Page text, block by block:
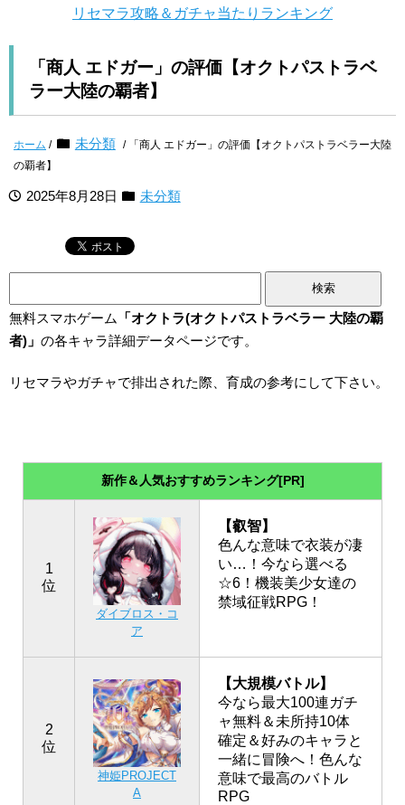
リセマラ攻略＆ガチャ当たりランキング
「商人 エドガー」の評価【オクトパストラベ
ラー大陸の覇者】
ホーム / 未分類 / 「商人 エドガー」の評価【オクトパストラベラー大陸
の覇者】
2025年8月28日 未分類
無料スマホゲーム
「オクトラ(オクトパストラベラー 大陸の覇
者)」 の各キャラ詳細データページです。
リセマラやガチャで排出された際、育成の参考にして下さい。
新作＆人気おすすめランキング[PR]
1
位
ダイブロス・コ
ア
【叡智】
色んな意味で衣装が凄
い…！今なら選べる
☆6！機装美少女達の
禁域征戦RPG！
2
位
神姫PROJECT
A
【大規模バトル】
今なら最大100連ガチ
ャ無料＆未所持10体
確定＆好みのキャラと
一緒に冒険へ！色んな
意味で最高のバトル
RPG